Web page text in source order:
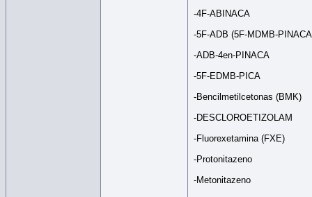
-4F-ABINACA
-5F-ADB (5F-MDMB-
-ADB-4en-PINACA
-5F-EDMB-PICA
-Bencilmetilcetonas (BMK)
-DESCLOROETIZOLAM
-Fluorexetamina (FXE)
-Protonitazeno
-Metonitazeno